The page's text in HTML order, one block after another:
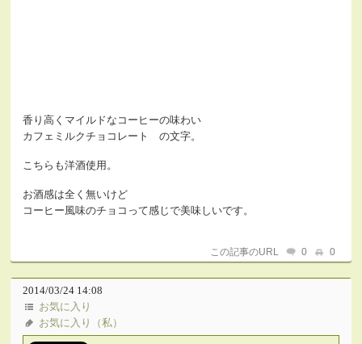
香り高くマイルドなコーヒーの味わい
カフェミルクチョコレート の文字。
こちらも洋酒使用。
お酒感は全く無いけど
コーヒー風味のチョコって感じで美味しいです。
この記事のURL 0 0
2014/03/24 14:08
お気に入り
お気に入り（私）